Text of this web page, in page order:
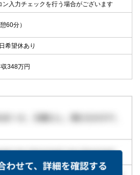
入力チェックを行う場合がございます
60分）
希望休あり
348万円